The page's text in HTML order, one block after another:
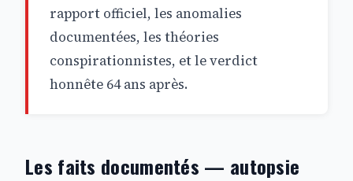
rapport officiel, les anomalies
documentées, les théories
conspirationnistes, et le verdict
honnête 64 ans après.
Les faits documentés — autopsie